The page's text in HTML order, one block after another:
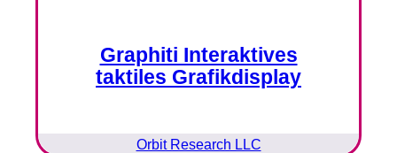
Graphiti Interaktives
taktiles Grafikdisplay
Orbit Research LLC